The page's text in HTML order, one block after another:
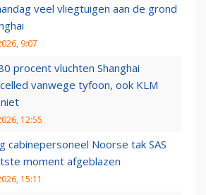
veel vliegtuigen aan de grond
9:07
procent vluchten Shanghai
vanwege tyfoon, ook KLM
12:55
cabinepersoneel Noorse tak SAS
moment afgeblazen
15:11